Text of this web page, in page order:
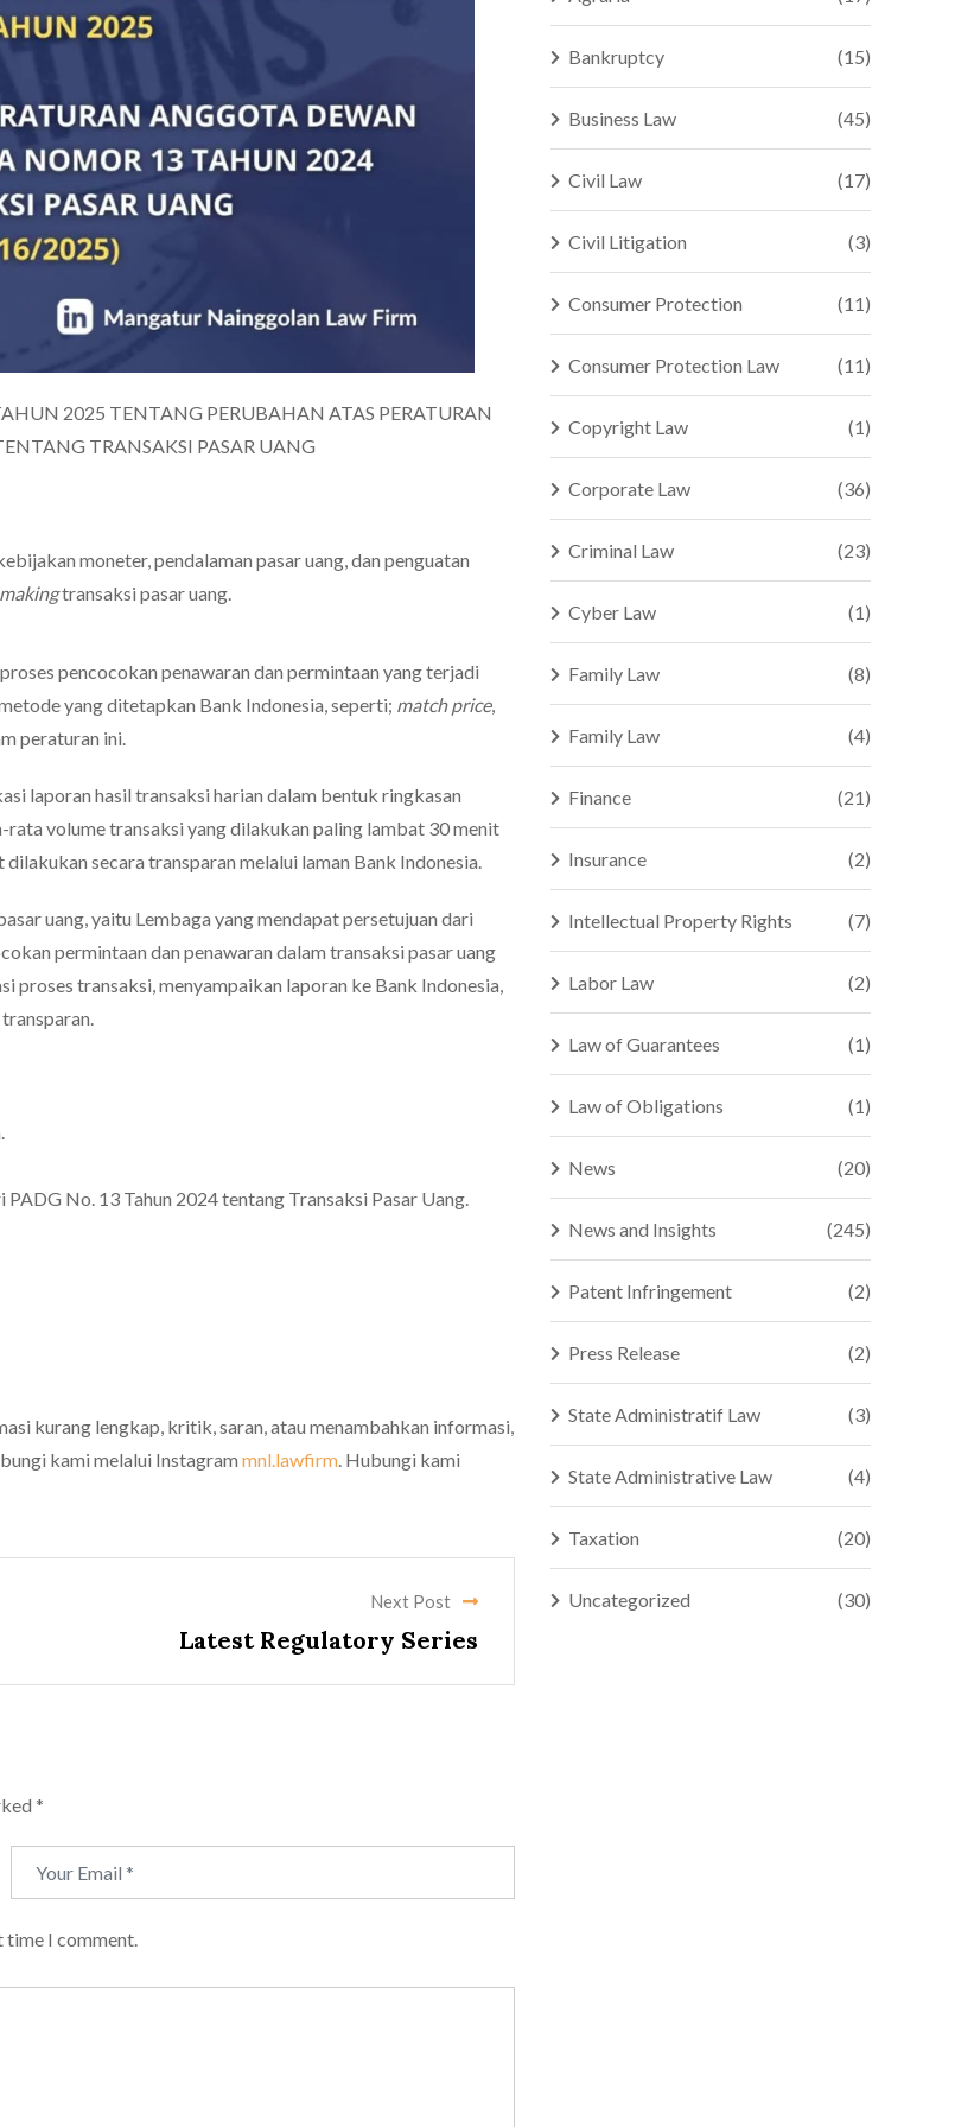
2025 TENTANG PERUBAHAN ATAS PERATURAN
TRANSAKSI PASAR UANG
moneter, pendalaman pasar uang, dan penguatan
transaksi pasar uang.
pencocokan penawaran dan permintaan yang terjadi
yang ditetapkan Bank Indonesia, seperti; match price,
peraturan ini.
laporan hasil transaksi harian dalam bentuk ringkasan
rata volume transaksi yang dilakukan paling lambat 30 menit
secara transparan melalui laman Bank Indonesia.
uang, yaitu Lembaga yang mendapat persetujuan dari
permintaan dan penawaran dalam transaksi pasar uang
transaksi, menyampaikan laporan ke Bank Indonesia,
No. 13 Tahun 2024 tentang Transaksi Pasar Uang.
kurang lengkap, kritik, saran, atau menambahkan informasi,
kami melalui Instagram mnl.lawfirm. Hubungi kami
Next Post
Latest Regulatory Series
*
time I comment.
Bankruptcy (15)
Business Law (45)
Civil Law (17)
Civil Litigation (3)
Consumer Protection (11)
Consumer Protection Law (11)
Copyright Law (1)
Corporate Law (36)
Criminal Law (23)
Cyber Law (1)
Family Law (8)
Family Law (4)
Finance (21)
Insurance (2)
Intellectual Property Rights (7)
Labor Law (2)
Law of Guarantees (1)
Law of Obligations (1)
News (20)
News and Insights (245)
Patent Infringement (2)
Press Release (2)
State Administratif Law (3)
State Administrative Law (4)
Taxation (20)
Uncategorized (30)